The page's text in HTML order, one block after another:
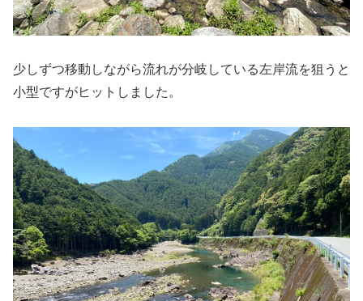
少しずつ移動しながら流れが分岐している左岸流を狙うと
小型ですがヒットしました。